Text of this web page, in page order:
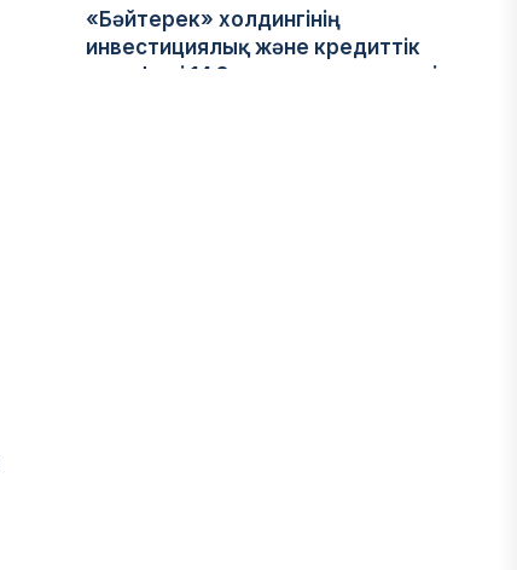
«Бәйтерек» холдингінің
инвестициялық және кредиттік
портфелі 14,3 трлн теңгеге жетті